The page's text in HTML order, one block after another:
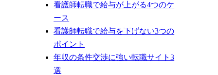
看護師転職で給与が上がる4つのケ
ース
看護師転職で給与を下げない3つの
ポイント
年収の条件交渉に強い転職サイト3
選